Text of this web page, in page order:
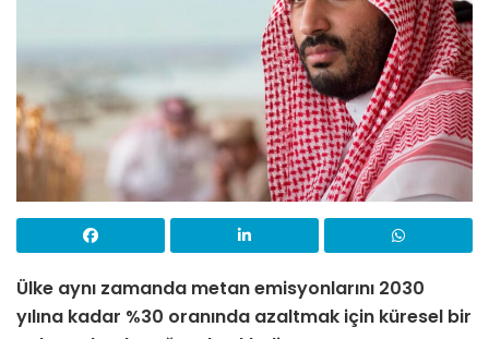
Ülke aynı zamanda metan emisyonlarını 2030
yılına kadar %30 oranında azaltmak için küresel bir